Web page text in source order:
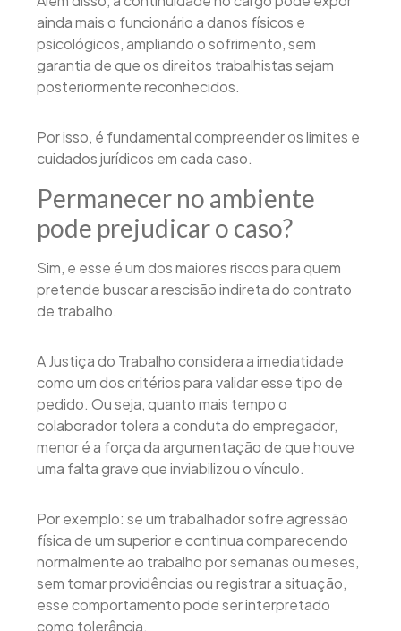
ainda mais o funcionário a danos físicos e
psicológicos, ampliando o sofrimento, sem
garantia de que os direitos trabalhistas sejam
posteriormente reconhecidos.
Por isso, é fundamental compreender os limites e
cuidados jurídicos em cada caso.
Permanecer no ambiente
pode prejudicar o caso?
Sim, e esse é um dos maiores riscos para quem
pretende buscar a rescisão indireta do contrato
de trabalho.
A Justiça do Trabalho considera a imediatidade
como um dos critérios para validar esse tipo de
pedido. Ou seja, quanto mais tempo o
colaborador tolera a conduta do empregador,
menor é a força da argumentação de que houve
uma falta grave que inviabilizou o vínculo.
Por exemplo: se um trabalhador sofre agressão
física de um superior e continua comparecendo
normalmente ao trabalho por semanas ou meses,
sem tomar providências ou registrar a situação,
esse comportamento pode ser interpretado
como tolerância.